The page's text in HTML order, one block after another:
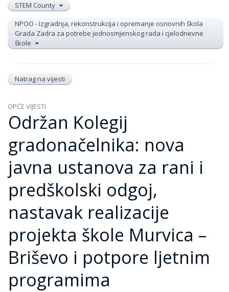
STEM County
NPOO - Izgradnja, rekonstrukcija i opremanje osnovnih škola
Grada Zadra za potrebe jednosmjenskog rada i cjelodnevne
škole
Natrag na vijesti
OPĆE VIJESTI
Održan Kolegij
gradonačelnika: nova
javna ustanova za rani i
predškolski odgoj,
nastavak realizacije
projekta škole Murvica –
Briševo i potpore ljetnim
programima